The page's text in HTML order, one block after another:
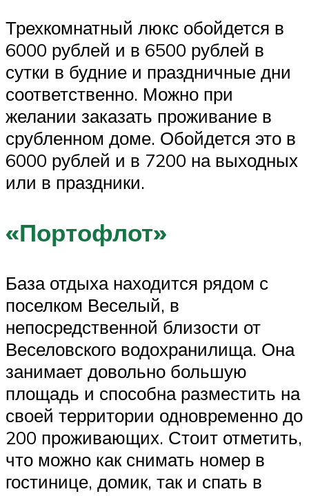
Трехкомнатный люкс обойдется в
6000 рублей и в 6500 рублей в
сутки в будние и праздничные дни
соответственно. Можно при
желании заказать проживание в
срубленном доме. Обойдется это в
6000 рублей и в 7200 на выходных
или в праздники.
«Портофлот»
База отдыха находится рядом с
поселком Веселый, в
непосредственной близости от
Веселовского водохранилища. Она
занимает довольно большую
площадь и способна разместить на
своей территории одновременно до
200 проживающих. Стоит отметить,
что можно как снимать номер в
гостинице, домик, так и спать в